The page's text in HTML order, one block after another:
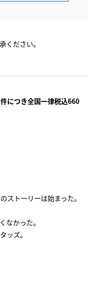
ください。
につき全国一律税込660
ストーリーは始まった。
なかった。
ッズ。